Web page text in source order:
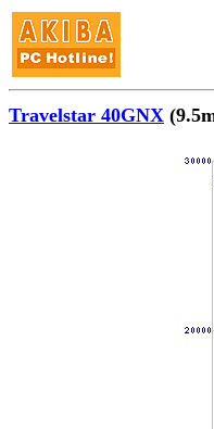
Travelstar 40GNX